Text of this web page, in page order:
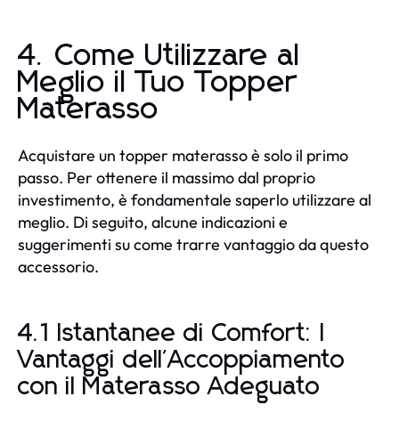
4. Come Utilizzare al
Meglio il Tuo Topper
Materasso
Acquistare un topper materasso è solo il primo
passo. Per ottenere il massimo dal proprio
investimento, è fondamentale saperlo utilizzare al
meglio. Di seguito, alcune indicazioni e
suggerimenti su come trarre vantaggio da questo
accessorio.
4.1 Istantanee di Comfort: I
Vantaggi dell'Accoppiamento
con il Materasso Adeguato